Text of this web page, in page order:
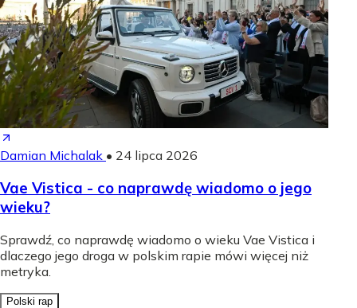
Damian Michalak • 24 lipca 2026
Vae Vistica - co naprawdę wiadomo o jego
wieku?
Sprawdź, co naprawdę wiadomo o wieku Vae Vistica i
dlaczego jego droga w polskim rapie mówi więcej niż
metryka.
Polski rap